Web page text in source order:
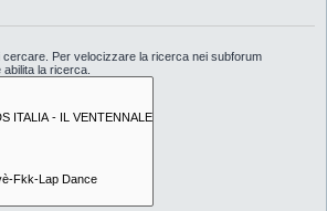
cercare. Per velocizzare la ricerca nei subforum
la ricerca.